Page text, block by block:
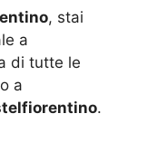
, stai
a
di tutte le
a
.